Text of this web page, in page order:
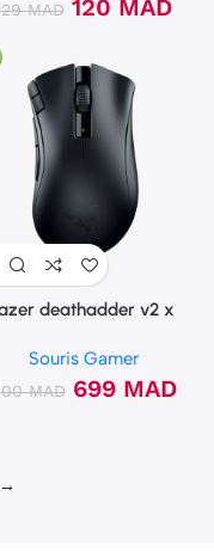
MAD 120 MAD
deathadder v2 x
Souris Gamer
MAD 699 MAD
→